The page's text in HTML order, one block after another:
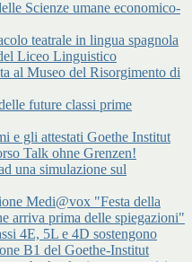
Scienze umane economico-
teatrale in lingua spagnola
Liceo Linguistico
al Museo del Risorgimento di
future classi prime
e gli attestati Goethe Institut
Talk ohne Grenzen!
una simulazione sul
Medi@vox "Festa della
arriva prima delle spiegazioni"
4E, 5L e 4D sostengono
B1 del Goethe-Institut